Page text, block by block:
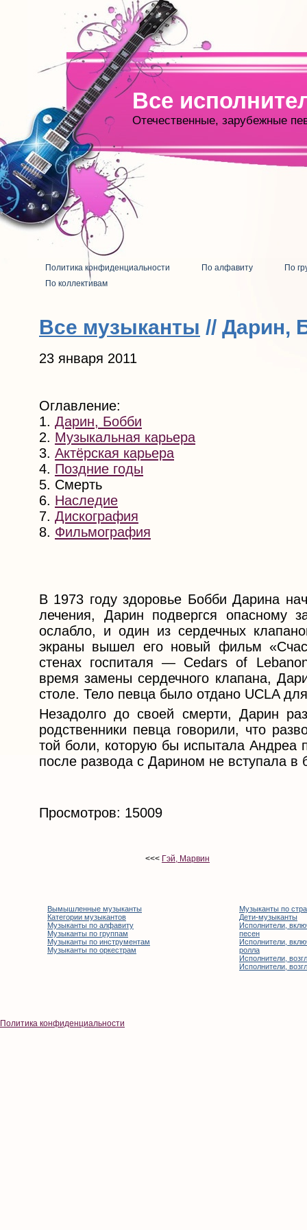
Все
Отечественные, зарубежные
Политика конфиденциальности По алфавиту
По
По коллективам
Все музыканты // Дарин,
23 января 2011
Оглавление:
1. Дарин, Бобби
2. Музыкальная карьера
3. Актёрская карьера
4. Поздние годы
5. Смерть
6. Наследие
7. Дискография
8. Фильмография
В 1973 году здоровье Бобби Дарина
лечения, Дарин подвергся опасному
ослабло, и один из сердечных
экраны вышел его новый фильм
стенах госпиталя — Cedars of
время замены сердечного клапана,
столе. Тело певца было отдано UCLA
Незадолго до своей смерти, Дарин
родственники певца говорили, что
той боли, которую бы испытала
после развода с Дарином не вступала в
Просмотров: 15009
<<< Гэй, Марвин
Вымышленные музыканты
Категории музыкантов
Музыканты по алфавиту
Музыканты по группам
Музыканты по инструментам
Музыканты по оркестрам
Музыканты по
Дети-музыканты
Исполнители,
песен
Исполнители,
ролла
Исполнители,
Исполнители,
Политика конфиденциальности